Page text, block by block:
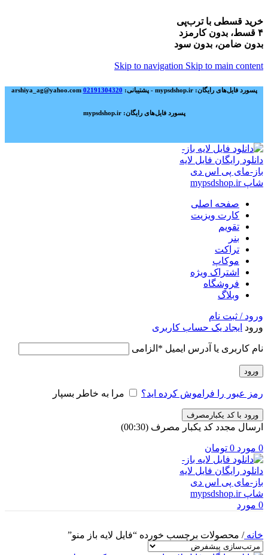
خرید قسطی با ترب‌پی
۴ قسط، بدون کارمزد
بدون ضامن، بدون سود
Skip to navigation Skip to main content
پسورد فایل‌های رایگان: mypsdshop.ir - پشتیبانی: arshiya_ag@yahoo.com 02191304320
پسورد فایل‌های رایگان: mypsdshop.ir
صفحه اصلی
کارت ویزیت
تقویم
بنر
تراکت
موکاپ
اشتراک ویژه
فروشگاه
وبلاگ
ورود / ثبت نام
ورود ایجاد یک حساب کاربری
نام کاربری یا آدرس ایمیل * الزامی
ورود
رمز عبور را فراموش کرده اید؟ مرا به خاطر بسپار
ورود با کد یکبارمصرف
ارسال مجدد کد یکبار مصرف (00:
30
)
0 مورد 0 تومان
0 مورد
خانه/ محصولات برچسب خورده “فایل لایه باز منو”